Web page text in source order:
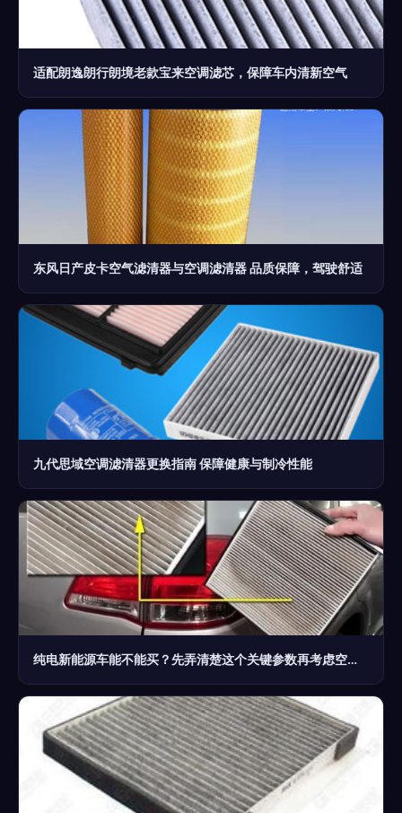
适配朗逸朗行朗境老款宝来空调滤芯，保障车内清新空气
东风日产皮卡空气滤清器与空调滤清器 品质保障，驾驶舒适
九代思域空调滤清器更换指南 保障健康与制冷性能
纯电新能源车能不能买？先弄清楚这个关键参数再考虑空调滤清器